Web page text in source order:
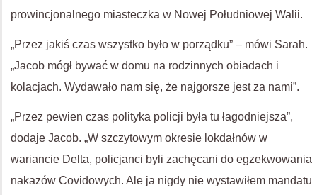
prowincjonalnego miasteczka w Nowej Południowej Walii.
„Przez jakiś czas wszystko było w porządku” – mówi Sarah.
„Jacob mógł bywać w domu na rodzinnych obiadach i
kolacjach. Wydawało nam się, że najgorsze jest za nami”.
„Przez pewien czas polityka policji była tu łagodniejsza”,
dodaje Jacob. „W szczytowym okresie lokdałnów w
wariancie Delta, policjanci byli zachęcani do egzekwowania
nakazów Covidowych. Ale ja nigdy nie wystawiłem mandatu